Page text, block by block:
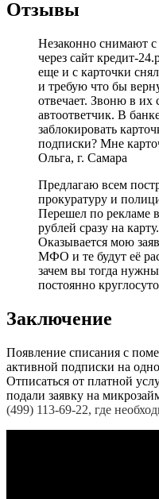
Отзывы
Незаконно снимают
через сайт кредит-
еще и с карточки
и требую что бы
отвечает. Звоню в
автоответчик. В
заблокировать
подписки? Мне
Ольга, г. Самара
Предлагаю всем
прокуратуру и
Перешел по рекламе
рублей сразу на
Оказывается мою
МФО и те будут её
зачем вы тогда
постоянно
Заключение
Появление списания с
активной подписки на
Отписаться от платной
подали заявку на
(499) 113-69-22, где